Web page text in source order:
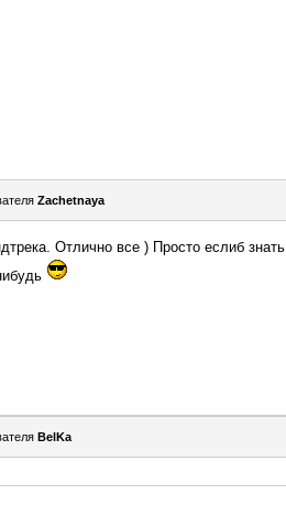
Zachetnaya
Отлично все ) Просто еслиб знать
BelKa